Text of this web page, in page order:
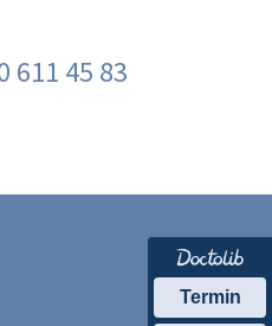
611 45 83
Termin